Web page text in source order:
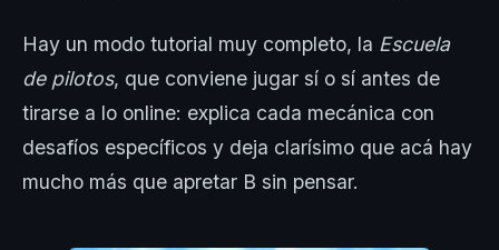
Hay un modo tutorial muy completo, la Escuela
de pilotos, que conviene jugar sí o sí antes de
tirarse a lo online: explica cada mecánica con
desafíos específicos y deja clarísimo que acá hay
mucho más que apretar B sin pensar.